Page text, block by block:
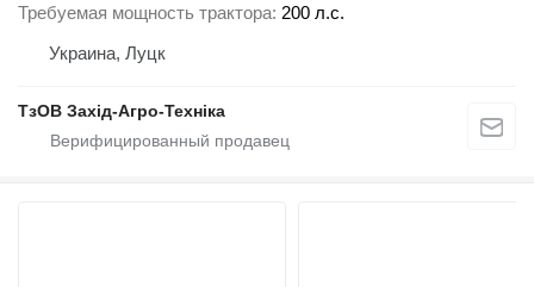
Требуемая мощность трактора 200 л.с.
Украина, Луцк
ТзОВ Захід-Агро-Техніка